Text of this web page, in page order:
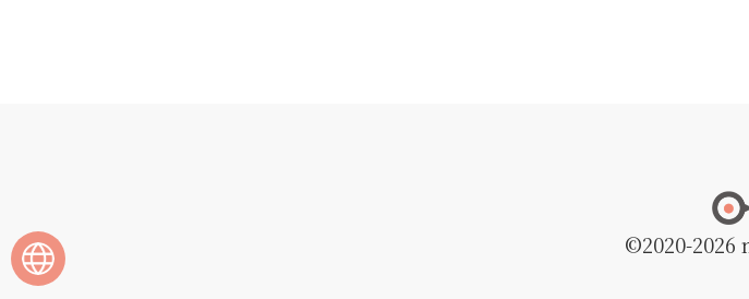
©2020-2026